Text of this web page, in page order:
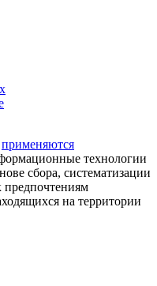
применяются
технологии
сбора, систематизации
предпочтениям
на территории